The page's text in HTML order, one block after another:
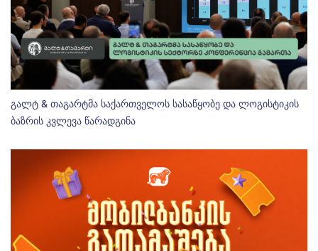
გალტ & თაგარტმა საქართველოს სასაწყობე და ლოგისტიკის
ბაზრის კვლევა წარადგინა